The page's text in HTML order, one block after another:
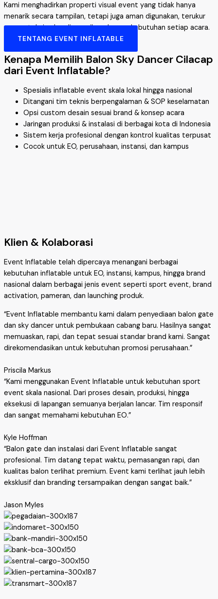
Kami menghadirkan properti visual event yang tidak hanya
menarik secara tampilan, tetapi juga aman digunakan, terukur
secara teknis, dan disesuaikan dengan kebutuhan setiap acara.
TENTANG EVENT INFLATABLE
Kenapa Memilih Balon Sky Dancer Cilacap
dari Event Inflatable?
Spesialis inflatable event skala lokal hingga nasional
Ditangani tim teknis berpengalaman & SOP keselamatan
Opsi custom desain sesuai brand & konsep acara
Jaringan produksi & instalasi di berbagai kota di Indonesia
Sistem kerja profesional dengan kontrol kualitas terpusat
Cocok untuk EO, perusahaan, instansi, dan kampus
Klien & Kolaborasi
Event Inflatable telah dipercaya menangani berbagai
kebutuhan inflatable untuk EO, instansi, kampus, hingga brand
nasional dalam berbagai jenis event seperti sport event, brand
activation, pameran, dan launching produk.
“Event Inflatable membantu kami dalam penyediaan balon gate
dan sky dancer untuk pembukaan cabang baru. Hasilnya sangat
memuaskan, rapi, dan tepat sesuai standar brand kami. Sangat
direkomendasikan untuk kebutuhan promosi perusahaan.”
Priscila Markus
“Kami menggunakan Event Inflatable untuk kebutuhan sport
event skala nasional. Dari proses desain, produksi, hingga
eksekusi di lapangan semuanya berjalan lancar. Tim responsif
dan sangat memahami kebutuhan EO.”
Kyle Hoffman
“Balon gate dan instalasi dari Event Inflatable sangat
profesional. Tim datang tepat waktu, pemasangan rapi, dan
kualitas balon terlihat premium. Event kami terlihat jauh lebih
eksklusif dan branding tersampaikan dengan sangat baik.”
Jason Myles